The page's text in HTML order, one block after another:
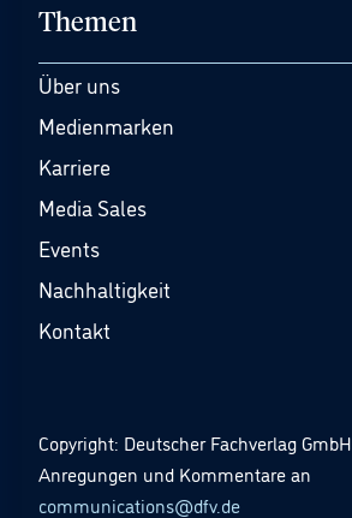
Themen
Über uns
Medienmarken
Karriere
Media Sales
Events
Nachhaltigkeit
Kontakt
Copyright: Deutscher Fachverlag GmbH
Anregungen und Kommentare an
communications@dfv.de